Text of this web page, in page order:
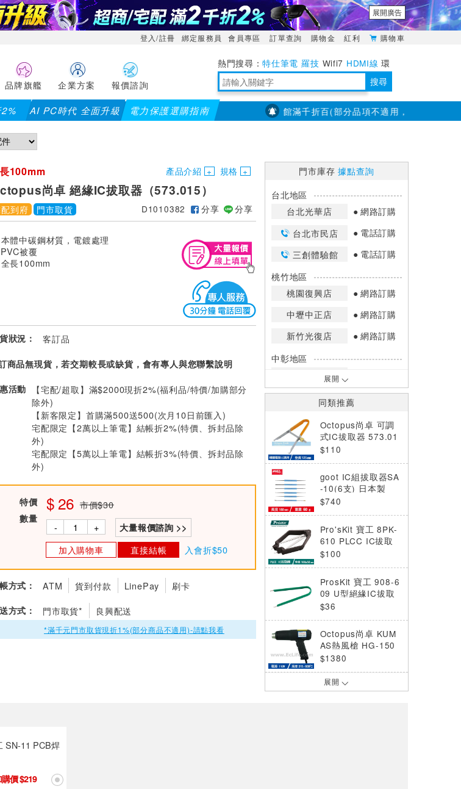
展開廣告
登入/註冊 綁定服務員 會員專區 訂單查詢 購物金 紅利 購物車
品牌旗艦 企業方案 報價諮詢
特仕筆電 羅技 Wifi7 HDMI線 環
境量測 明緯POWER 搜尋
AI PC時代 全面升級 電力保護選購指南【PX大通】全館滿千折百(部分品項不適用，滿2千折200...)
100mm 產品介紹 規格
尚卓 絕緣IC拔取器（573.015）
到府 門市取貨 D1010382 分享 分享
體中碳鋼材質，電鍍處理
被覆
長100mm
狀況： 客訂品
商品無現貨，若交期較長或缺貨，會有專人與您聯繫說明
活動
【宅配/超取】滿$2000現折2%(福利品/特價/加購部分
除外)
【新客限定】首購滿500送500(次月10日前匯入)
宅配限定【2萬以上筆電】結帳折2%(特價、拆封品除
外)
宅配限定【5萬以上筆電】結帳折3%(特價、拆封品除
外)
特價 26 市價$30
數量
- + 大量報價諮詢 >>
加入購物車 直接結帳 入會折$50
方式： ATM 貨到付款 LinePay 刷卡
方式： 門市取貨* 良興配送
*滿千元門市取貨現折1%(部分商品不適用)-請點我看
門市庫存據點查詢
台北地區
台北光華店
網路訂購
台北市民店
電話訂購
三創體驗館
電話訂購
桃竹地區
桃園復興店
網路訂購
中壢中正店
網路訂購
新竹光復店
網路訂購
中彰地區
台中英才店
嘉南地區
高雄鳳山店
網路訂購
*庫存數量：網路訂購(0)、少量庫存
(1~2)、現貨充足(3以上)。
*門市庫存以店內實際數量為準，可使
用專人服務或撥打門市電話洽詢。
展開
同類推薦
Octopus尚卓 可調
式IC拔取器 573.01
0
$110
goot IC組拔取器SA
-10(6支) 日本製
$740
Pro'sKit 寶工 8PK-
610 PLCC IC拔取
器
$100
ProsKit 寶工 908-6
09 U型絕緣IC拔取
器
$36
Octopus尚卓 KUM
AS熱風槍 HG-150
1500W/ 110V
$1380
Octopus尚卓 熱風
展開
SN-11 PCB焊
219